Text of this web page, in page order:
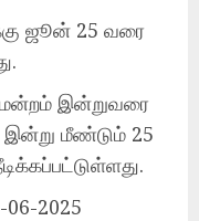
ஜூன் 25 வரை
இன்றுவரை
இன்று மீண்டும் 25
06-2025